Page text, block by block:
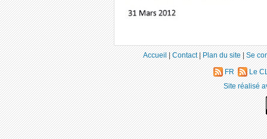
Accueil|Contact|Plan du site|Se
FR
Le
Site réalisé